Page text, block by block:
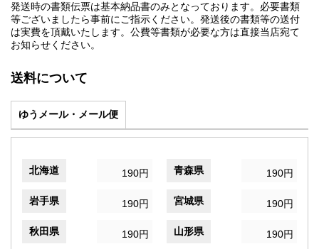
発送時の書類伝票は基本納品書のみとなっております。必要書類
等ございましたら事前にご指示ください。発送後の書類等の送付
は実費を頂戴いたします。公費等書類が必要な方は直接当店宛て
お知らせください。
送料について
ゆうメール・メール便
北海道 190円 青森県 190円
岩手県 190円 宮城県 190円
秋田県 190円 山形県 190円